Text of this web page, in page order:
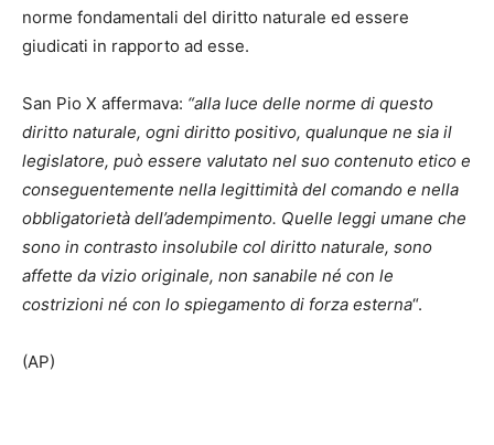
norme fondamentali del diritto naturale ed essere
giudicati in rapporto ad esse.
San Pio X affermava: “alla luce delle norme di questo
diritto naturale, ogni diritto positivo, qualunque ne sia il
legislatore, può essere valutato nel suo contenuto etico e
conseguentemente nella legittimità del comando e nella
obbligatorietà dell’adempimento. Quelle leggi umane che
sono in contrasto insolubile col diritto naturale, sono
affette da vizio originale, non sanabile né con le
costrizioni né con lo spiegamento di forza esterna“.
(AP)